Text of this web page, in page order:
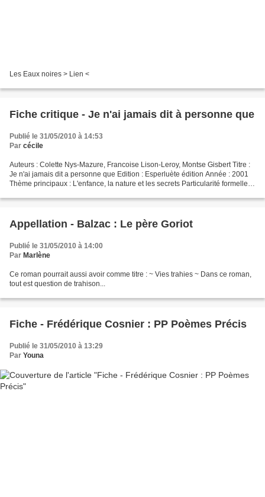
Les Eaux noires > Lien <
Fiche critique - Je n'ai jamais dit à personne que
Publié le 31/05/2010 à 14:53
Par cécile
Auteurs : Colette Nys-Mazure, Francoise Lison-Leroy, Montse Gisbert Titre :
Je n'ai jamais dit a personne que Edition : Esperluète édition Année : 2001
Thème principaux : L'enfance, la nature et les secrets Particularité formelles :
Appellation - Balzac : Le père Goriot
Publié le 31/05/2010 à 14:00
Par Marlène
Ce roman pourrait aussi avoir comme titre : ~ Vies trahies ~ Dans ce roman,
tout est question de trahison...
Fiche - Frédérique Cosnier : PP Poèmes Précis
Publié le 31/05/2010 à 13:29
Par Youna